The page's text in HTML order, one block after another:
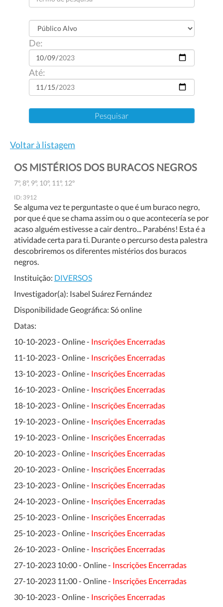
De:
Até:
Voltar à listagem
OS MISTÉRIOS DOS BURACOS NEGROS
7º, 8º, 9º, 10º, 11º, 12º
ID: 3912
Se alguma vez te perguntaste o que é um buraco negro,
por que é que se chama assim ou o que acontecería se por
acaso alguém estivesse a cair dentro... Parabéns! Esta é a
atividade certa para ti. Durante o percurso desta palestra
descobriremos os diferentes mistérios dos buracos
negros.
Instituição: DIVERSOS
Investigador(a): Isabel Suárez Fernández
Disponibilidade Geográfica: Só online
Datas:
10-10-2023 - Online - Inscrições Encerradas
11-10-2023 - Online - Inscrições Encerradas
13-10-2023 - Online - Inscrições Encerradas
16-10-2023 - Online - Inscrições Encerradas
18-10-2023 - Online - Inscrições Encerradas
19-10-2023 - Online - Inscrições Encerradas
19-10-2023 - Online - Inscrições Encerradas
20-10-2023 - Online - Inscrições Encerradas
20-10-2023 - Online - Inscrições Encerradas
23-10-2023 - Online - Inscrições Encerradas
24-10-2023 - Online - Inscrições Encerradas
25-10-2023 - Online - Inscrições Encerradas
25-10-2023 - Online - Inscrições Encerradas
26-10-2023 - Online - Inscrições Encerradas
27-10-2023 10:00 - Online - Inscrições Encerradas
27-10-2023 11:00 - Online - Inscrições Encerradas
30-10-2023 - Online - Inscrições Encerradas